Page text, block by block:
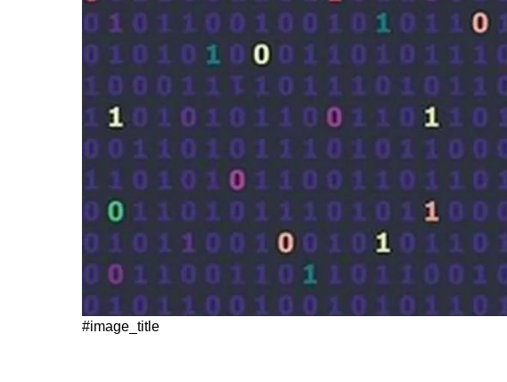
#image_title